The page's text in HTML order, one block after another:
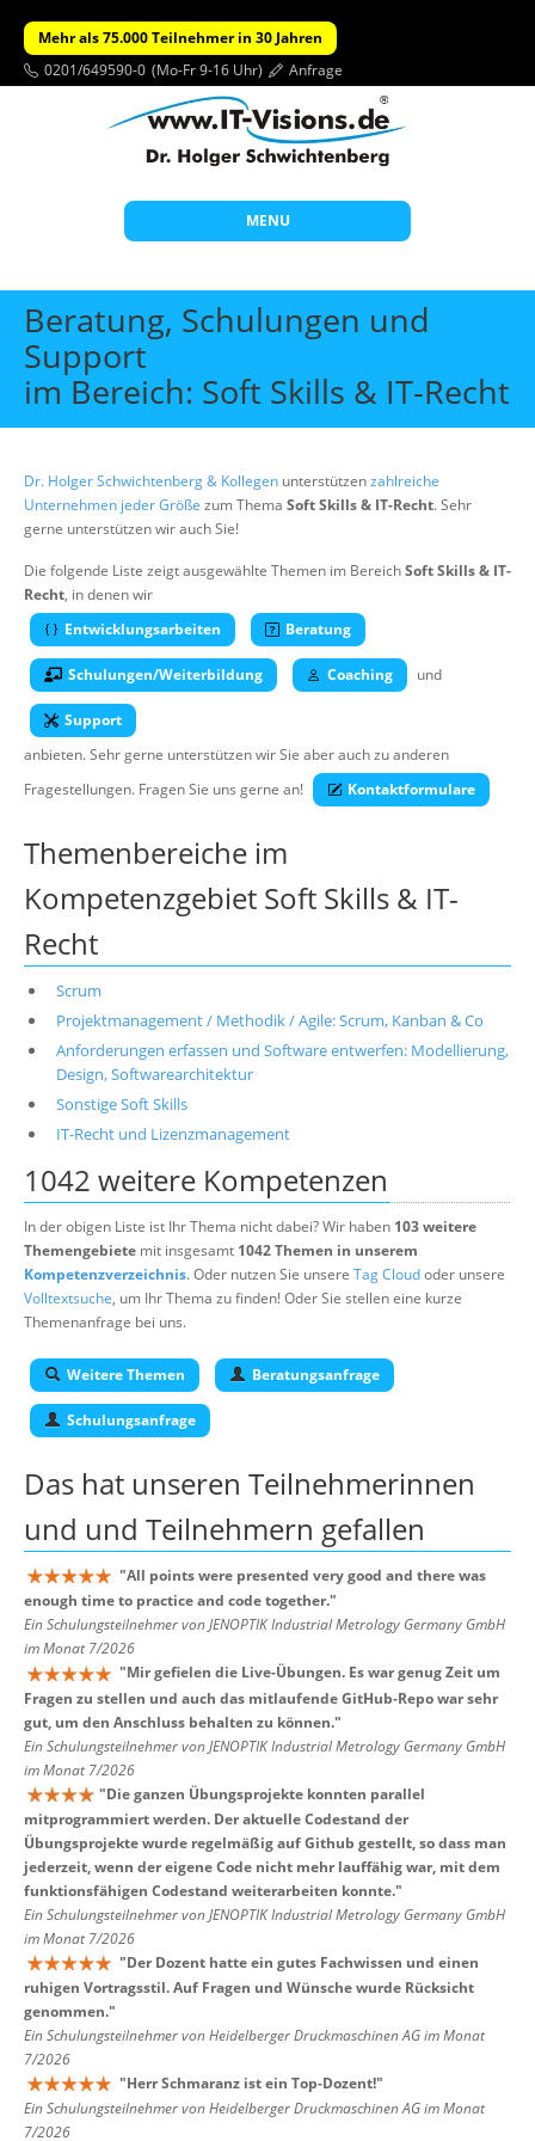
Mehr als 75.000 Teilnehmer in 30 Jahren
0201/649590-0 (Mo-Fr 9-16 Uhr) Anfrage
MENU
Start
Themen
Beratung
Wissen
Suche
Beratung, Schulungen und
Support
im Bereich: Soft Skills & IT-Recht
Dr. Holger Schwichtenberg & Kollegen unterstützenzahlreiche
Unternehmen jeder Größe zum Thema Soft Skills & IT-Recht. Sehr
gerne unterstützen wir auch Sie!
Die folgende Liste zeigt ausgewählte Themen im BereichSoft Skills & IT-
Recht, in denen wir
Entwicklungsarbeiten
Beratung
Schulungen/Weiterbildung Coaching und
Support
anbieten. Sehr gerne unterstützen wir Sie aber auch zu anderen
Fragestellungen. Fragen Sie uns gerne an!
Kontaktformulare
Themenbereiche im
Kompetenzgebiet Soft Skills & IT-
Recht
Scrum
Projektmanagement / Methodik / Agile: Scrum, Kanban & Co
Anforderungen erfassen und Software entwerfen: Modellierung,
Design, Softwarearchitektur
Sonstige Soft Skills
IT-Recht und Lizenzmanagement
1042 weitere Kompetenzen
In der obigen Liste ist Ihr Thema nicht dabei? Wir haben 103 weitere
Themengebiete mit insgesamt 1042 Themen in unserem
Kompetenzverzeichnis. Oder nutzen Sie unsere Tag Cloudoder unsere
Volltextsuche, um Ihr Thema zu finden! Oder Sie stellen eine kurze
Themenanfrage bei uns.
Weitere Themen Beratungsanfrage
Schulungsanfrage
Das hat unseren Teilnehmerinnen
und und Teilnehmern gefallen
"All points were presented very good and there was
enough time to practice and code together."
Ein Schulungsteilnehmer von JENOPTIK Industrial Metrology Germany GmbH
im Monat 7/2026
"Mir gefielen die Live-Übungen. Es war genug Zeit um
Fragen zu stellen und auch das mitlaufende GitHub-Repo war sehr
gut, um den Anschluss behalten zu können."
Ein Schulungsteilnehmer von JENOPTIK Industrial Metrology Germany GmbH
im Monat 7/2026
"Die ganzen Übungsprojekte konnten parallel
mitprogrammiert werden. Der aktuelle Codestand der
Übungsprojekte wurde regelmäßig auf Github gestellt, so dass man
jederzeit, wenn der eigene Code nicht mehr lauffähig war, mit dem
funktionsfähigen Codestand weiterarbeiten konnte."
Ein Schulungsteilnehmer von JENOPTIK Industrial Metrology Germany GmbH
im Monat 7/2026
"Der Dozent hatte ein gutes Fachwissen und einen
ruhigen Vortragsstil. Auf Fragen und Wünsche wurde Rücksicht
genommen."
Ein Schulungsteilnehmer von Heidelberger Druckmaschinen AG im Monat
7/2026
"Herr Schmaranz ist ein Top-Dozent!"
Ein Schulungsteilnehmer von Heidelberger Druckmaschinen AG im Monat
7/2026